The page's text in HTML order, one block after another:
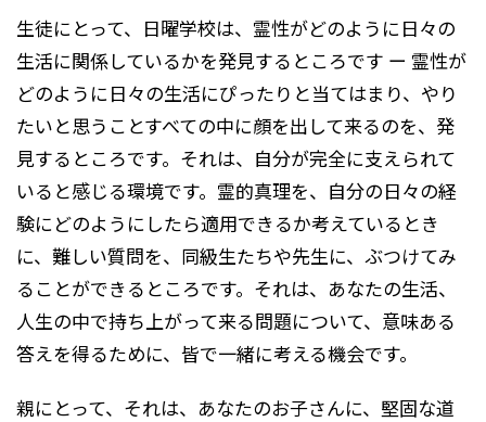
生徒にとって、日曜学校は、霊性がどのように日々の
生活に関係しているかを発見するところです ー 霊性が
どのように日々の生活にぴったりと当てはまり、やり
たいと思うことすべての中に顔を出して来るのを、発
見するところです。それは、自分が完全に支えられて
いると感じる環境です。霊的真理を、自分の日々の経
験にどのようにしたら適用できるか考えているとき
に、難しい質問を、同級生たちや先生に、ぶつけてみ
ることができるところです。それは、あなたの生活、
人生の中で持ち上がって来る問題について、意味ある
答えを得るために、皆で一緒に考える機会です。
親にとって、それは、あなたのお子さんに、堅固な道